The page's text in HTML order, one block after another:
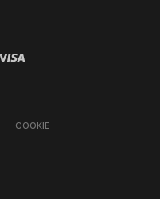
COOKIE